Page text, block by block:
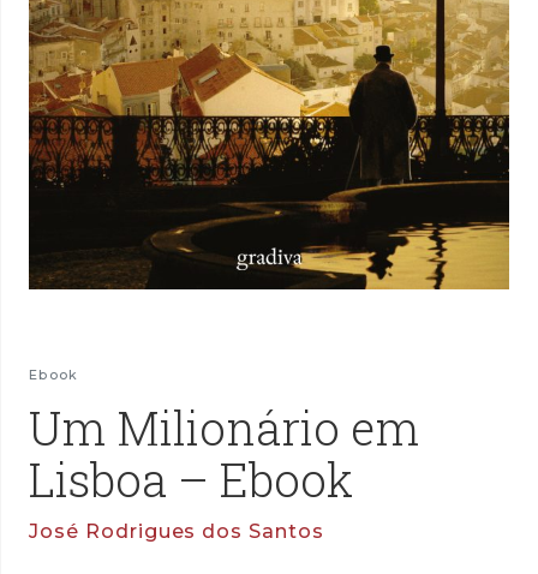
Ebook
Um Milionário em
Lisboa – Ebook
José Rodrigues dos Santos